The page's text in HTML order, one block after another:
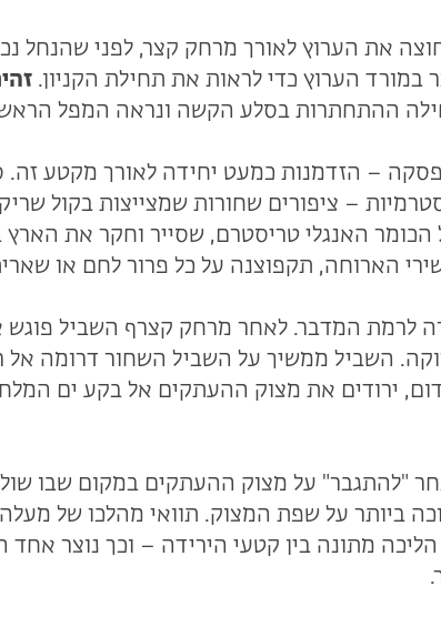
את הערוץ לאורך מרחק קצר, לפני שהנחל
הערוץ כדי לראות את תחילת הקניון.
ההתחתרות בסלע הקשה ונראה המפל
– הזדמנות כמעט יחידה לאורך מקטע זה.
– ציפורים שחורות שמצייצות בקול
הכומר האנגלי טריסטרם, שסייר וחקר את
לרמת המדבר. לאחר מרחק קצרף השביל
השביל ממשיך על השביל השחור דרומה
ירודים את מצוק ההעתקים אל בקע ים
"להתגבר" על מצוק ההעתקים במקום שבו
מתונה בין קטעי הירידה – וכך נוצר אחד